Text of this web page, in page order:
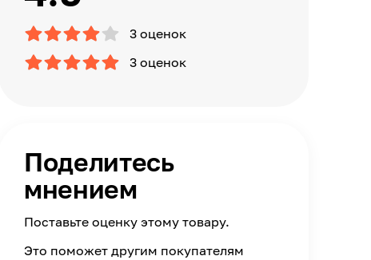
3 оценок
3 оценок
Поделитесь
мнением
Поставьте оценку этому товару.
Это поможет другим покупателям